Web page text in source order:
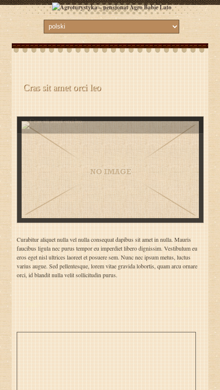
Cras sit amet orci leo
Curabitur aliquet nulla vel nulla consequat dapibus sit amet in nulla. Mauris
faucibus ligula nec purus tempor eu imperdiet libero dignissim. Vestibulum eu
eros eget nisl ultrices laoreet et posuere sem. Nunc nec ipsum metus, luctus
varius augue. Sed pellentesque, lorem vitae gravida lobortis, quam arcu ornare
orci, id blandit nulla velit sollicitudin purus.